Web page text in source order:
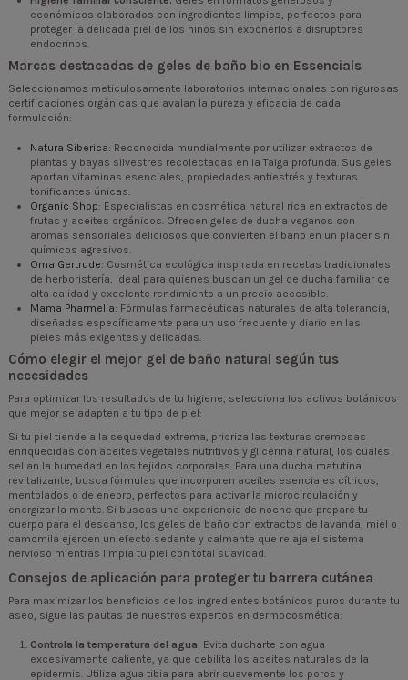
económicos elaborados con ingredientes limpios, perfectos para
proteger la delicada piel de los niños sin exponerlos a disruptores
endocrinos.
Marcas destacadas de geles de baño bio en Essencials
Seleccionamos meticulosamente laboratorios internacionales con rigurosas
certificaciones orgánicas que avalan la pureza y eficacia de cada
formulación:
Natura Siberica: Reconocida mundialmente por utilizar extractos de
plantas y bayas silvestres recolectadas en la Taiga profunda. Sus geles
aportan vitaminas esenciales, propiedades antiestrés y texturas
tonificantes únicas.
Organic Shop: Especialistas en cosmética natural rica en extractos de
frutas y aceites orgánicos. Ofrecen geles de ducha veganos con
aromas sensoriales deliciosos que convierten el baño en un placer sin
químicos agresivos.
Oma Gertrude: Cosmética ecológica inspirada en recetas tradicionales
de herboristería, ideal para quienes buscan un gel de ducha familiar de
alta calidad y excelente rendimiento a un precio accesible.
Mama Pharmelia: Fórmulas farmacéuticas naturales de alta tolerancia,
diseñadas específicamente para un uso frecuente y diario en las
pieles más exigentes y delicadas.
Cómo elegir el mejor gel de baño natural según tus
necesidades
Para optimizar los resultados de tu higiene, selecciona los activos botánicos
que mejor se adapten a tu tipo de piel:
Si tu piel tiende a la sequedad extrema, prioriza las texturas cremosas
enriquecidas con aceites vegetales nutritivos y glicerina natural, los cuales
sellan la humedad en los tejidos corporales. Para una ducha matutina
revitalizante, busca fórmulas que incorporen aceites esenciales cítricos,
mentolados o de enebro, perfectos para activar la microcirculación y
energizar la mente. Si buscas una experiencia de noche que prepare tu
cuerpo para el descanso, los geles de baño con extractos de lavanda, miel o
camomila ejercen un efecto sedante y calmante que relaja el sistema
nervioso mientras limpia tu piel con total suavidad.
Consejos de aplicación para proteger tu barrera cutánea
Para maximizar los beneficios de los ingredientes botánicos puros durante tu
aseo, sigue las pautas de nuestros expertos en dermocosmética:
Controla la temperatura del agua: Evita ducharte con agua
excesivamente caliente, ya que debilita los aceites naturales de la
epidermis. Utiliza agua tibia para abrir suavemente los poros y